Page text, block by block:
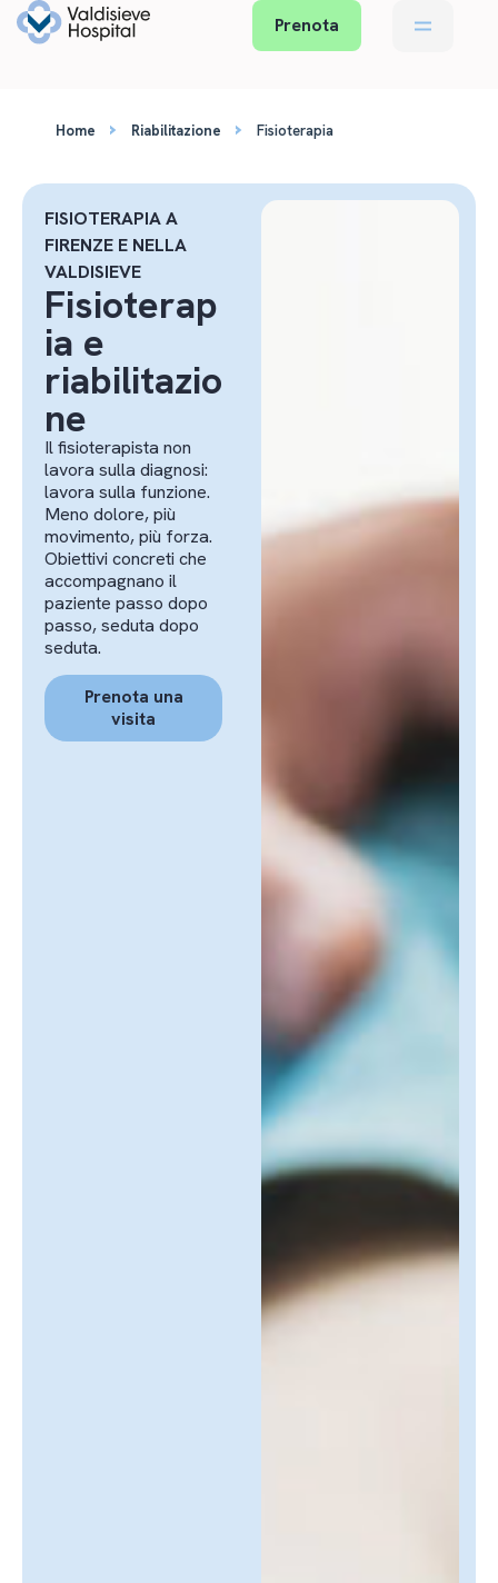
Prenota
Home › Riabilitazione › Fisioterapia
FISIOTERAPIA A
FIRENZE E NELLA
VALDISIEVE
Fisioterap
ia e
riabilitazio
ne
Il fisioterapista non
lavora sulla diagnosi:
lavora sulla funzione.
Meno dolore, più
movimento, più forza.
Obiettivi concreti che
accompagnano il
paziente passo dopo
passo, seduta dopo
seduta.
Prenota una
visita